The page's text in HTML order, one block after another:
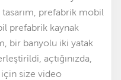
prefabrik mobil
prefabrik kaynak
bir banyolu iki yatak
açtığınızda,
size video